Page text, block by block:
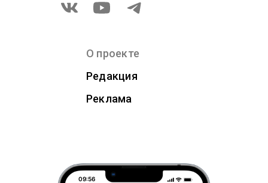
О проекте
Редакция
Реклама
09:56